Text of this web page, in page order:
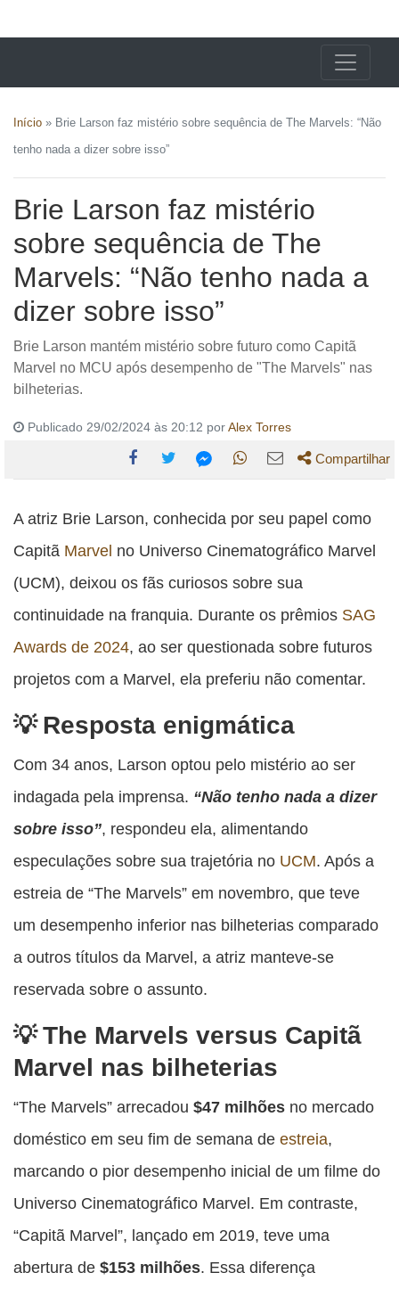
Início » Brie Larson faz mistério sobre sequência de The Marvels: “Não
tenho nada a dizer sobre isso”
Brie Larson faz mistério
sobre sequência de The
Marvels: “Não tenho nada a
dizer sobre isso”
Brie Larson mantém mistério sobre futuro como Capitã
Marvel no MCU após desempenho de "The Marvels" nas
bilheterias.
Publicado 29/02/2024 às 20:12 porAlex Torres
esta
publicação
esta
publicação
esta
publicação
esta
publicação
esta
publicação
Compartilhar
A atriz Brie Larson, conhecida por seu papel como
Capitã Marvel no Universo Cinematográfico Marvel
(UCM), deixou os fãs curiosos sobre sua
continuidade na franquia. Durante os prêmios SAG
Awards de 2024, ao ser questionada sobre futuros
projetos com a Marvel, ela preferiu não comentar.
Resposta enigmática
Com 34 anos, Larson optou pelo mistério ao ser
indagada pela imprensa. “Não tenho nada a dizer
sobre isso”, respondeu ela, alimentando
especulações sobre sua trajetória no UCM. Após a
estreia de “The Marvels” em novembro, que teve
um desempenho inferior nas bilheterias comparado
a outros títulos da Marvel, a atriz manteve-se
reservada sobre o assunto.
The Marvels versus Capitã
Marvel nas bilheterias
“The Marvels” arrecadou $47 milhões no mercado
doméstico em seu fim de semana de estreia,
marcando o pior desempenho inicial de um filme do
Universo Cinematográfico Marvel. Em contraste,
“Capitã Marvel”, lançado em 2019, teve uma
abertura de $153 milhões. Essa diferença